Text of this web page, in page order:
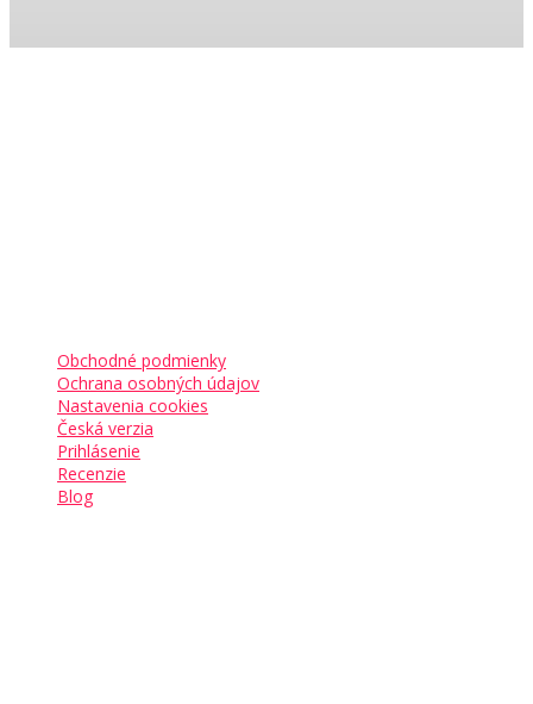
Obchodné podmienky
Ochrana osobných údajov
Nastavenia cookies
Česká verzia
Prihlásenie
Recenzie
Blog